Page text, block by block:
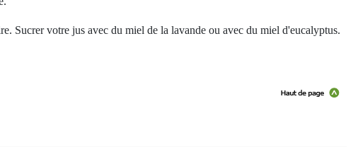
Sucrer votre jus avec du miel de la lavande ou avec du miel d'eucalyptus.